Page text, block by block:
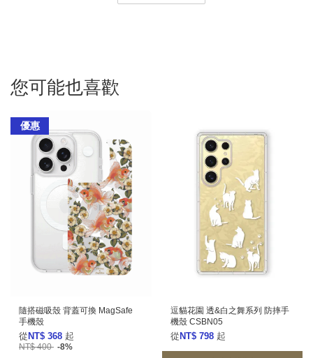
您可能也喜歡
優惠
隨搭磁吸殼 背蓋可換 MagSafe
手機殼
從 NT$ 368 起
NT$ 400 -8%
逗貓花園 透&白之舞系列 防摔手
機殼 CSBN05
從 NT$ 798 起